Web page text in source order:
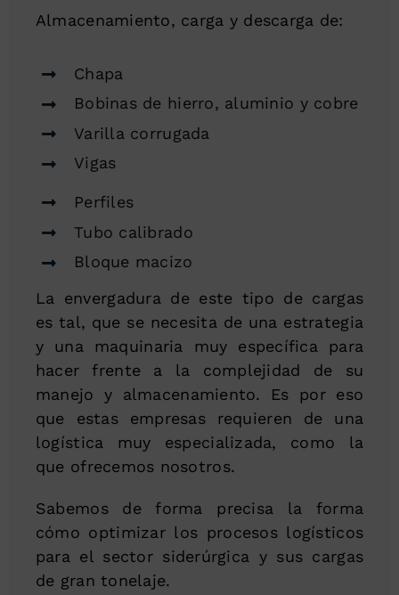
Almacenamiento, carga y descarga de:
Chapa
Bobinas de hierro, aluminio y cobre
Varilla corrugada
Vigas
Perfiles
Tubo calibrado
Bloque macizo
La envergadura de este tipo de cargas
es tal, que se necesita de una estrategia
y una maquinaria muy específica para
hacer frente a la complejidad de su
manejo y almacenamiento. Es por eso
que estas empresas requieren de una
logística muy especializada, como la
que ofrecemos nosotros.
Sabemos de forma precisa la forma
cómo optimizar los procesos logísticos
para el sector siderúrgica y sus cargas
de gran tonelaje.